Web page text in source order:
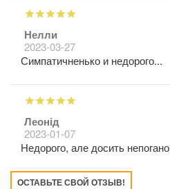
Нелли
2023-03-27
Симпатичненько и недорого...
Леонід
2023-01-07
Недорого, але досить непогано
ОСТАВЬТЕ СВОЙ ОТЗЫВ!